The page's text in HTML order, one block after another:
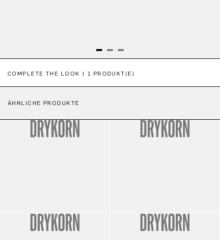
COMPLETE THE LOOK | 1 PRODUKT(E)
ÄHNLICHE PRODUKTE